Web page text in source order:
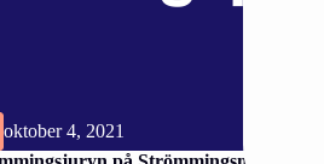
oktober 4, 2021